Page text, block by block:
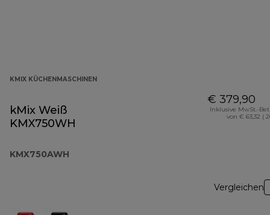
KMIX KÜCHENMASCHINEN
kMix Weiß
KMX750WH
KMX750AWH
€ 379,90
Inklusive MwSt.-
von € 63,32 (
Vergleichen